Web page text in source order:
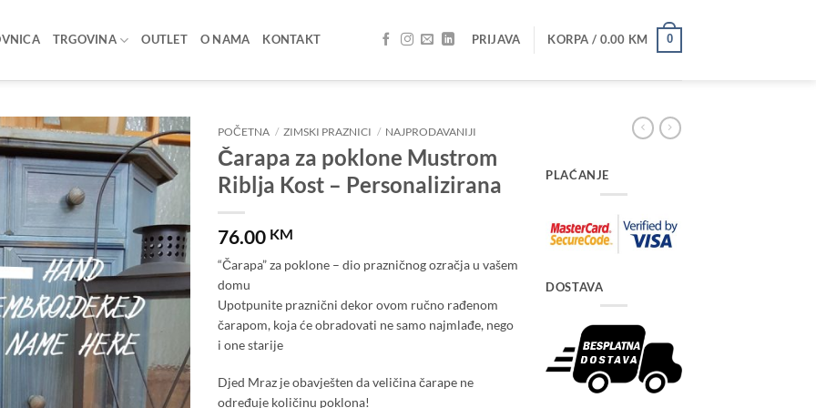
TRGOVINA OUTLET O NAMA KONTAKT PRIJAVA KORPA / 0.00 KM 0
Add to
wishlist
POČETNA / ZIMSKI PRAZNICI / NAJPRODAVANIJI
Čarapa za poklone Mustrom
Riblja Kost – Personalizirana
76.00 KM
“Čarapa” za poklone – dio prazničnog ozračja u vašem
domu
Upotpunite praznični dekor ovom ručno rađenom
čarapom, koja će obradovati ne samo najmlađe, nego
i one starije
Djed Mraz je obavješten da veličina čarape ne
određuje količinu poklona!
PLAĆANJE
DOSTAVA